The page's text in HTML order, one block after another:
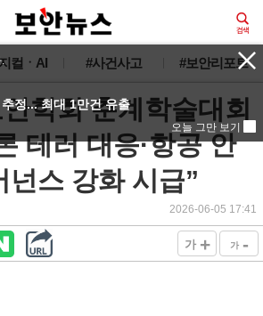
컬ㆍAI #사건사고 #보안리포트
학회 춘계학술대회
테러 대응·항공 안
넌스 강화 시급”
2026-06-05 17:41
가 + 가 -
정... 최대 1만건 유출
오늘 그만 보기